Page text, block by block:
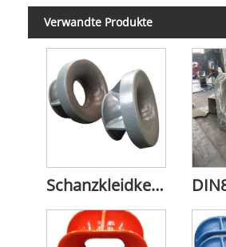
Verwandte Produkte
Schanzkleidkeil (EU-Typ) Abschleppkeil